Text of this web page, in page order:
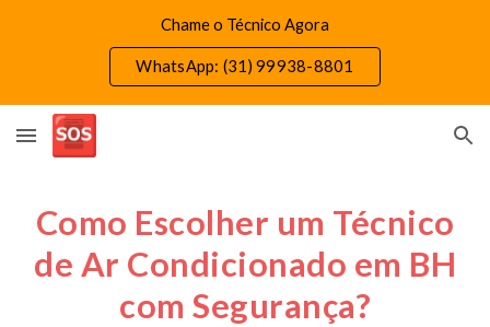
Chame o Técnico Agora
WhatsApp: (31) 99938-8801
Como Escolher um Técnico
de Ar Condicionado em BH
com Segurança?